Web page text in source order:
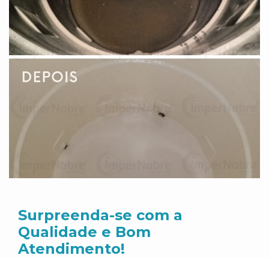
Surpreenda-se com a
Qualidade e Bom
Atendimento!